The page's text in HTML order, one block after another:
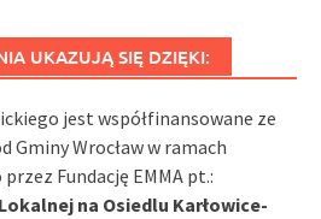
UKAZUJĄ SIĘ DZIĘKI:
jest współfinansowane ze
Gminy Wrocław w ramach
Fundację EMMA pt.:
na Osiedlu Karłowice-